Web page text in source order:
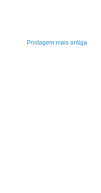
Postagem mais antiga